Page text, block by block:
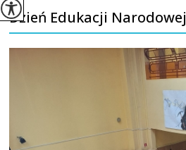
Dzień Edukacji Narodowej